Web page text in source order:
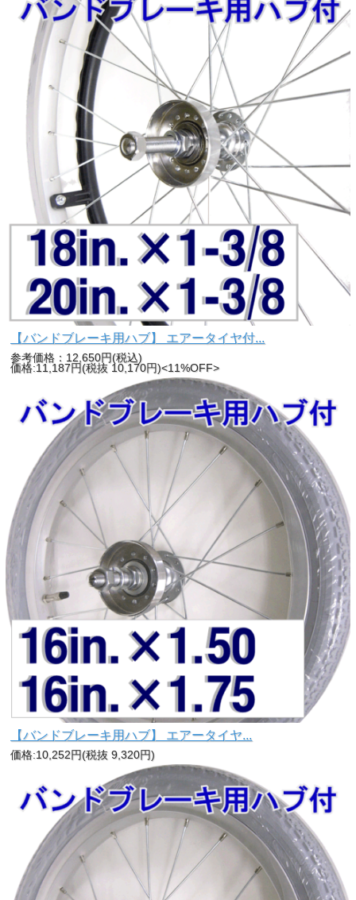
【バンドブレーキ用ハブ】 エアータイヤ付...
参考価格：12,650円(税込)
価格:11,187円(税抜 10,170円)<11%OFF>
【バンドブレーキ用ハブ】 エアータイヤ...
価格:10,252円(税抜 9,320円)